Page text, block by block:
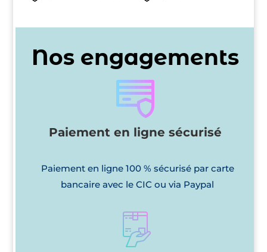
Nos engagements
Paiement en ligne sécurisé
Paiement en ligne 100 % sécurisé par carte
bancaire avec le CIC ou via Paypal